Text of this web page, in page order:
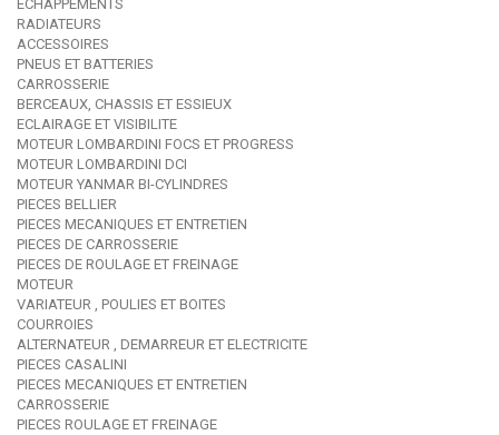
ECHAPPEMENTS
RADIATEURS
ACCESSOIRES
PNEUS ET BATTERIES
CARROSSERIE
BERCEAUX, CHASSIS ET ESSIEUX
ECLAIRAGE ET VISIBILITE
MOTEUR LOMBARDINI FOCS ET PROGRESS
MOTEUR LOMBARDINI DCI
MOTEUR YANMAR BI-CYLINDRES
PIECES BELLIER
PIECES MECANIQUES ET ENTRETIEN
PIECES DE CARROSSERIE
PIECES DE ROULAGE ET FREINAGE
MOTEUR
VARIATEUR , POULIES ET BOITES
COURROIES
ALTERNATEUR , DEMARREUR ET ELECTRICITE
PIECES CASALINI
PIECES MECANIQUES ET ENTRETIEN
CARROSSERIE
PIECES ROULAGE ET FREINAGE